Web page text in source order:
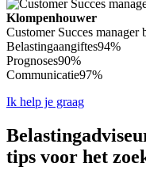
Klompenhouwer
Customer Succes
Belastingaangiftes94%
Prognoses90%
Communicatie97%
Ik help je graag
tips voor het